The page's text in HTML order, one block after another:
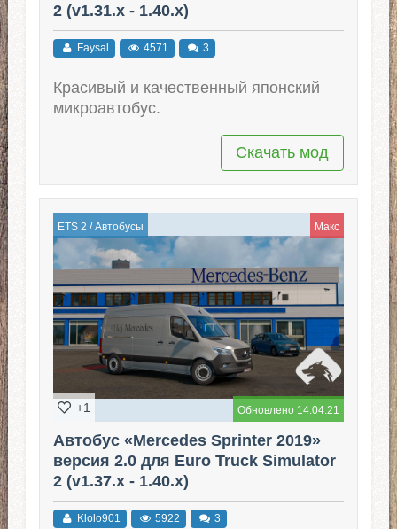
2 (v1.31.x - 1.40.x)
Faysal 4571 3
Красивый и качественный японский
микроавтобус.
Скачать мод
ETS 2 /Автобусы Макс
Обновлено 14.04.21
+1
Автобус «Mercedes Sprinter 2019»
версия 2.0 для Euro Truck Simulator
2 (v1.37.x - 1.40.x)
Klolo901 5922 3